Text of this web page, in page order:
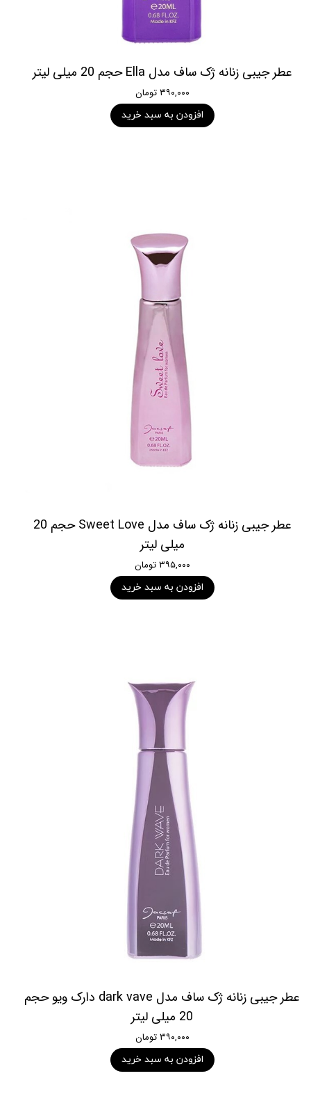
عطر جیبی زنانه ژک ساف مدل Ella حجم 20 میلی لیتر
۳۹۰,۰۰۰ تومان
افزودن به سبد خرید
عطر جیبی زنانه ژک ساف مدل Sweet Love حجم 20
میلی لیتر
۳۹۵,۰۰۰ تومان
افزودن به سبد خرید
عطر جیبی زنانه ژک ساف مدل dark vave دارک ویو حجم
20 میلی لیتر
۳۹۰,۰۰۰ تومان
افزودن به سبد خرید